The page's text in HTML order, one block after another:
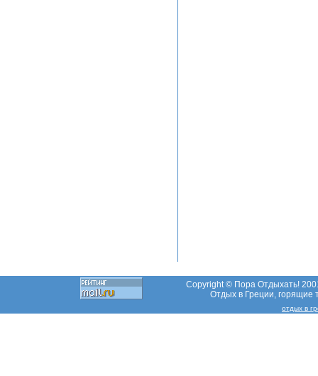
Copyright © Пора Отдыхать!
Отдых в Греции, горящие
отдых в